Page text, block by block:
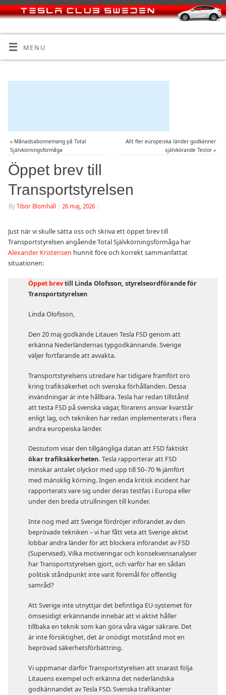
MENU
« Månadsabonnemang på Total
Självkörningsförmåga
Allt fler europeiska länder godkänner
självkörande Teslor »
Öppet brev till
Transportstyrelsen
By Tibor Blomhäll 26 maj, 2026
Just när vi skulle sätta oss och skriva ett öppet brev till
Transportstyrelsen angående Total Självkörningsförmåga har
Alexander Kristensen hunnit före och korrekt sammanfattat
situationen:
Öppet brevtill Linda Olofsson, styrelseordförande för
Transportstyrelsen
Linda Olofsson,
Den 20 maj godkände Litauen Tesla FSD genom att
erkänna Nederländernas typgodkännande. Sverige
väljer fortfarande att avvakta.
Transportstyrelsens utredare har tidigare framfört oro
kring trafiksäkerhet och svenska förhållanden. Dessa
invändningar är inte hållbara. Tesla har redan tillstånd
att testa FSD på svenska vägar, förarens ansvar kvarstår
enligt lag, och tekniken har redan implementerats i flera
andra europeiska länder.
Dessutom visar den tillgängliga datan att FSD faktiskt
ökar trafiksäkerheten. Tesla rapporterar att FSD
minskar antalet olyckor med upp till 50–70 % jämfört
med mänsklig körning. Ingen enda kritisk incident har
rapporterats vare sig under deras testfas i Europa eller
under den breda utrullningen till kunder.
Inte nog med att Sverige fördröjer införandet av den
beprövade tekniken – vi har fått veta att Sverige aktivt
lobbar andra länder för att blockera införandet av FSD
(Supervised). Vilka motiveringar och konsekvensanalyser
har Transportstyrelsen gjort, och varför har en sådan
politisk ståndpunkt inte varit föremål för offentlig
samråd?
Att Sverige inte utnyttjar det befintliga EU-systemet för
ömsesidigt erkännande innebär att vi aktivt håller
tillbaka en teknik som kan göra våra vägar säkrare. Det
är inte försiktighet, det är onödigt motstånd mot en
beprövad säkerhetsförbättring.
Vi uppmanar därför Transportstyrelsen att snarast följa
Litauens exempel och erkänna det nederländska
godkännandet av Tesla FSD. Svenska trafikanter